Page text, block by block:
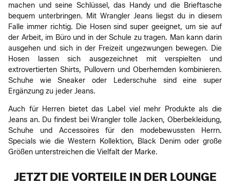
machen und seine Schlüssel, das Handy und die Brieftasche
bequem unterbringen. Mit Wrangler Jeans liegst du in diesem
Falle immer richtig. Die Hosen sind super geeignet, um sie auf
der Arbeit, im Büro und in der Schule zu tragen. Man kann darin
ausgehen und sich in der Freizeit ungezwungen bewegen. Die
Hosen lassen sich ausgezeichnet mit verspielten und
extrovertierten Shirts, Pullovern und Oberhemden kombinieren.
Schuhe wie Sneaker oder Lederschuhe sind eine super
Ergänzung zu jeder Jeans.
Auch für Herren bietet das Label viel mehr Produkte als die
Jeans an. Du findest bei Wrangler tolle Jacken, Oberbekleidung,
Schuhe und Accessoires für den modebewussten Herrn.
Specials wie die Western Kollektion, Black Denim oder große
Größen unterstreichen die Vielfalt der Marke.
JETZT DIE VORTEILE IN DER LOUNGE